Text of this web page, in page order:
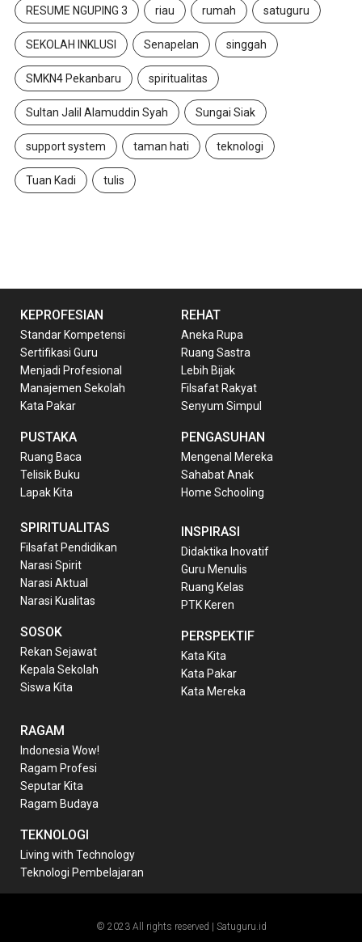
RESUME NGUPING 3 riau rumah satuguru
SEKOLAH INKLUSI Senapelan singgah
SMKN4 Pekanbaru spiritualitas
Sultan Jalil Alamuddin Syah Sungai Siak
support system taman hati teknologi
Tuan Kadi tulis
KEPROFESIAN
Standar Kompetensi
Sertifikasi Guru
Menjadi Profesional
Manajemen Sekolah
Kata Pakar
PUSTAKA
Ruang Baca
Telisik Buku
Lapak Kita
REHAT
Aneka Rupa
Ruang Sastra
Lebih Bijak
Filsafat Rakyat
Senyum Simpul
PENGASUHAN
Mengenal Mereka
Sahabat Anak
Home Schooling
SPIRITUALITAS
Filsafat Pendidikan
Narasi Spirit
Narasi Aktual
Narasi Kualitas
SOSOK
Rekan Sejawat
Kepala Sekolah
Siswa Kita
INSPIRASI
Didaktika Inovatif
Guru Menulis
Ruang Kelas
PTK Keren
PERSPEKTIF
Kata Kita
Kata Pakar
Kata Mereka
RAGAM
Indonesia Wow!
Ragam Profesi
Seputar Kita
Ragam Budaya
TEKNOLOGI
Living with Technology
Teknologi Pembelajaran
© 2023 All rights reserved | Satuguru.id